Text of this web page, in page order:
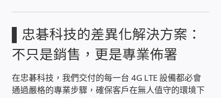
窗簾 窗飾 丈量安裝
電腦維修銷售
電腦租賃方案
▌忠碁科技的差異化解決方案：
不只是銷售，更是專業佈署
在忠碁科技，我們交付的每一台 4G LTE 設備都必會
通過嚴格的專業步驟，確保客戶在無人值守的環境下